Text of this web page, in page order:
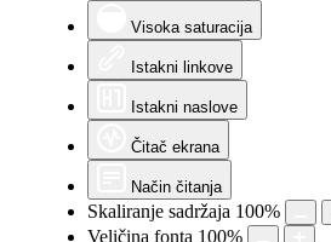
Visoka saturacija
Istakni linkove
Istakni naslove
Čitač ekrana
Način čitanja
Skaliranje sadržaja 100%
Veličina fonta 100%